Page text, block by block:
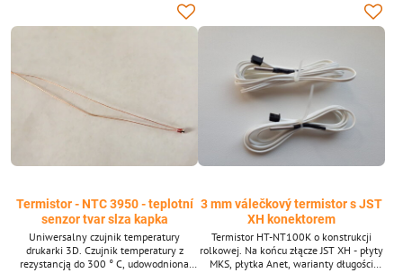
Termistor - NTC 3950 - teplotní
senzor tvar slza kapka
Uniwersalny czujnik temperatury
drukarki 3D. Czujnik temperatury z
rezystancją do 300 ° C, udowodniona
3 mm válečkový termistor s JST
XH konektorem
Termistor HT-NT100K o konstrukcji
rolkowej. Na końcu złącze JST XH - płyty
MKS, płytka Anet, warianty długości